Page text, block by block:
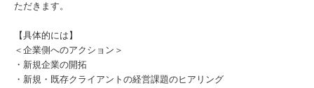
ただきます。
【具体的には】
＜企業側へのアクション＞
・新規企業の開拓
・新規・既存クライアントの経営課題のヒアリング